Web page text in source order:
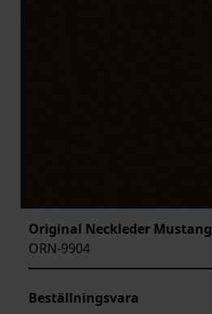
Original Neckleder Mustang
ORN-9904
Beställningsvara